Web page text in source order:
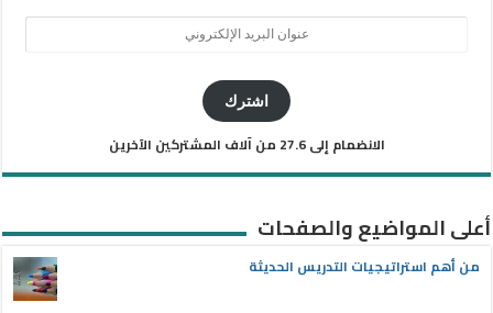
اشترك
الانضمام إلى 27.6 من آلاف المشتركين الآخرين
أعلى المواضيع والصفحات
من أهم استراتيجيات التدريس الحديثة